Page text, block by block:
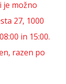
je možno
27, 1000
in 15:00.
razen po